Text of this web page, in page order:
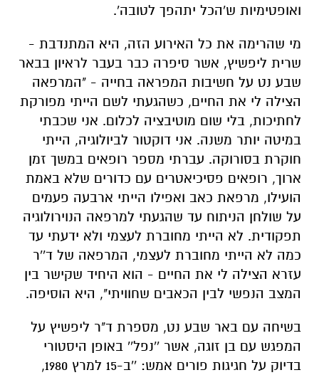
ואופטימיות ש'הכל יתהפך לטובה'.
מי שהרימה את כל האירוע הזה, היא המתנדבת -
שרית ליפשיץ, אשר סיפרה כבר בעבר לראיון בבאר
שבע נט על חשיבות המפראה בחייה - "המרפאה
הצילה לי את החיים, כשהגעתי לשם הייתי מפורקת
לחתיכות, בלי שום מוטיבציה לכלום. אני שכבתי
במיטה יותר משנה. אני דוקטור לביולוגיה, הייתי
חוקרת בסורוקה. עברתי מספר רופאים במשך זמן
ארוך, רופאים פסיכיאטרים עם כדורים שלא באמת
הועילו, מרפאת כאב ואפילו הייתי ארבעה פעמים
על שולחן הניתוח עד שהגעתי למרפאה הנוירולוגיה
תפקודית. לא הייתי מחוברת לעצמי ולא ידעתי עד
כמה לא הייתי מחוברת לעצמי, המרפאה של ד''ר
עזרא הצילה לי את החיים - הוא היחיד שקישר בין
המצב הנפשי לבין הכאבים שחוויתי", היא הוסיפה.
בשיחה עם באר שבע נט, מספרת ד"ר ליפשיץ על
המפגש עם בן זוגה, אשר ''נפל'' באופן היסטורי
בדיוק על חגיגות פורים אמש: ''ב-15 למרץ 1980,